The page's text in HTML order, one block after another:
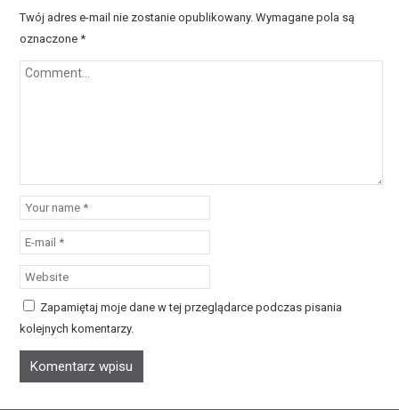
Twój adres e-mail nie zostanie opublikowany. Wymagane pola są
oznaczone*
Zapamiętaj moje dane w tej przeglądarce podczas pisania
kolejnych komentarzy.